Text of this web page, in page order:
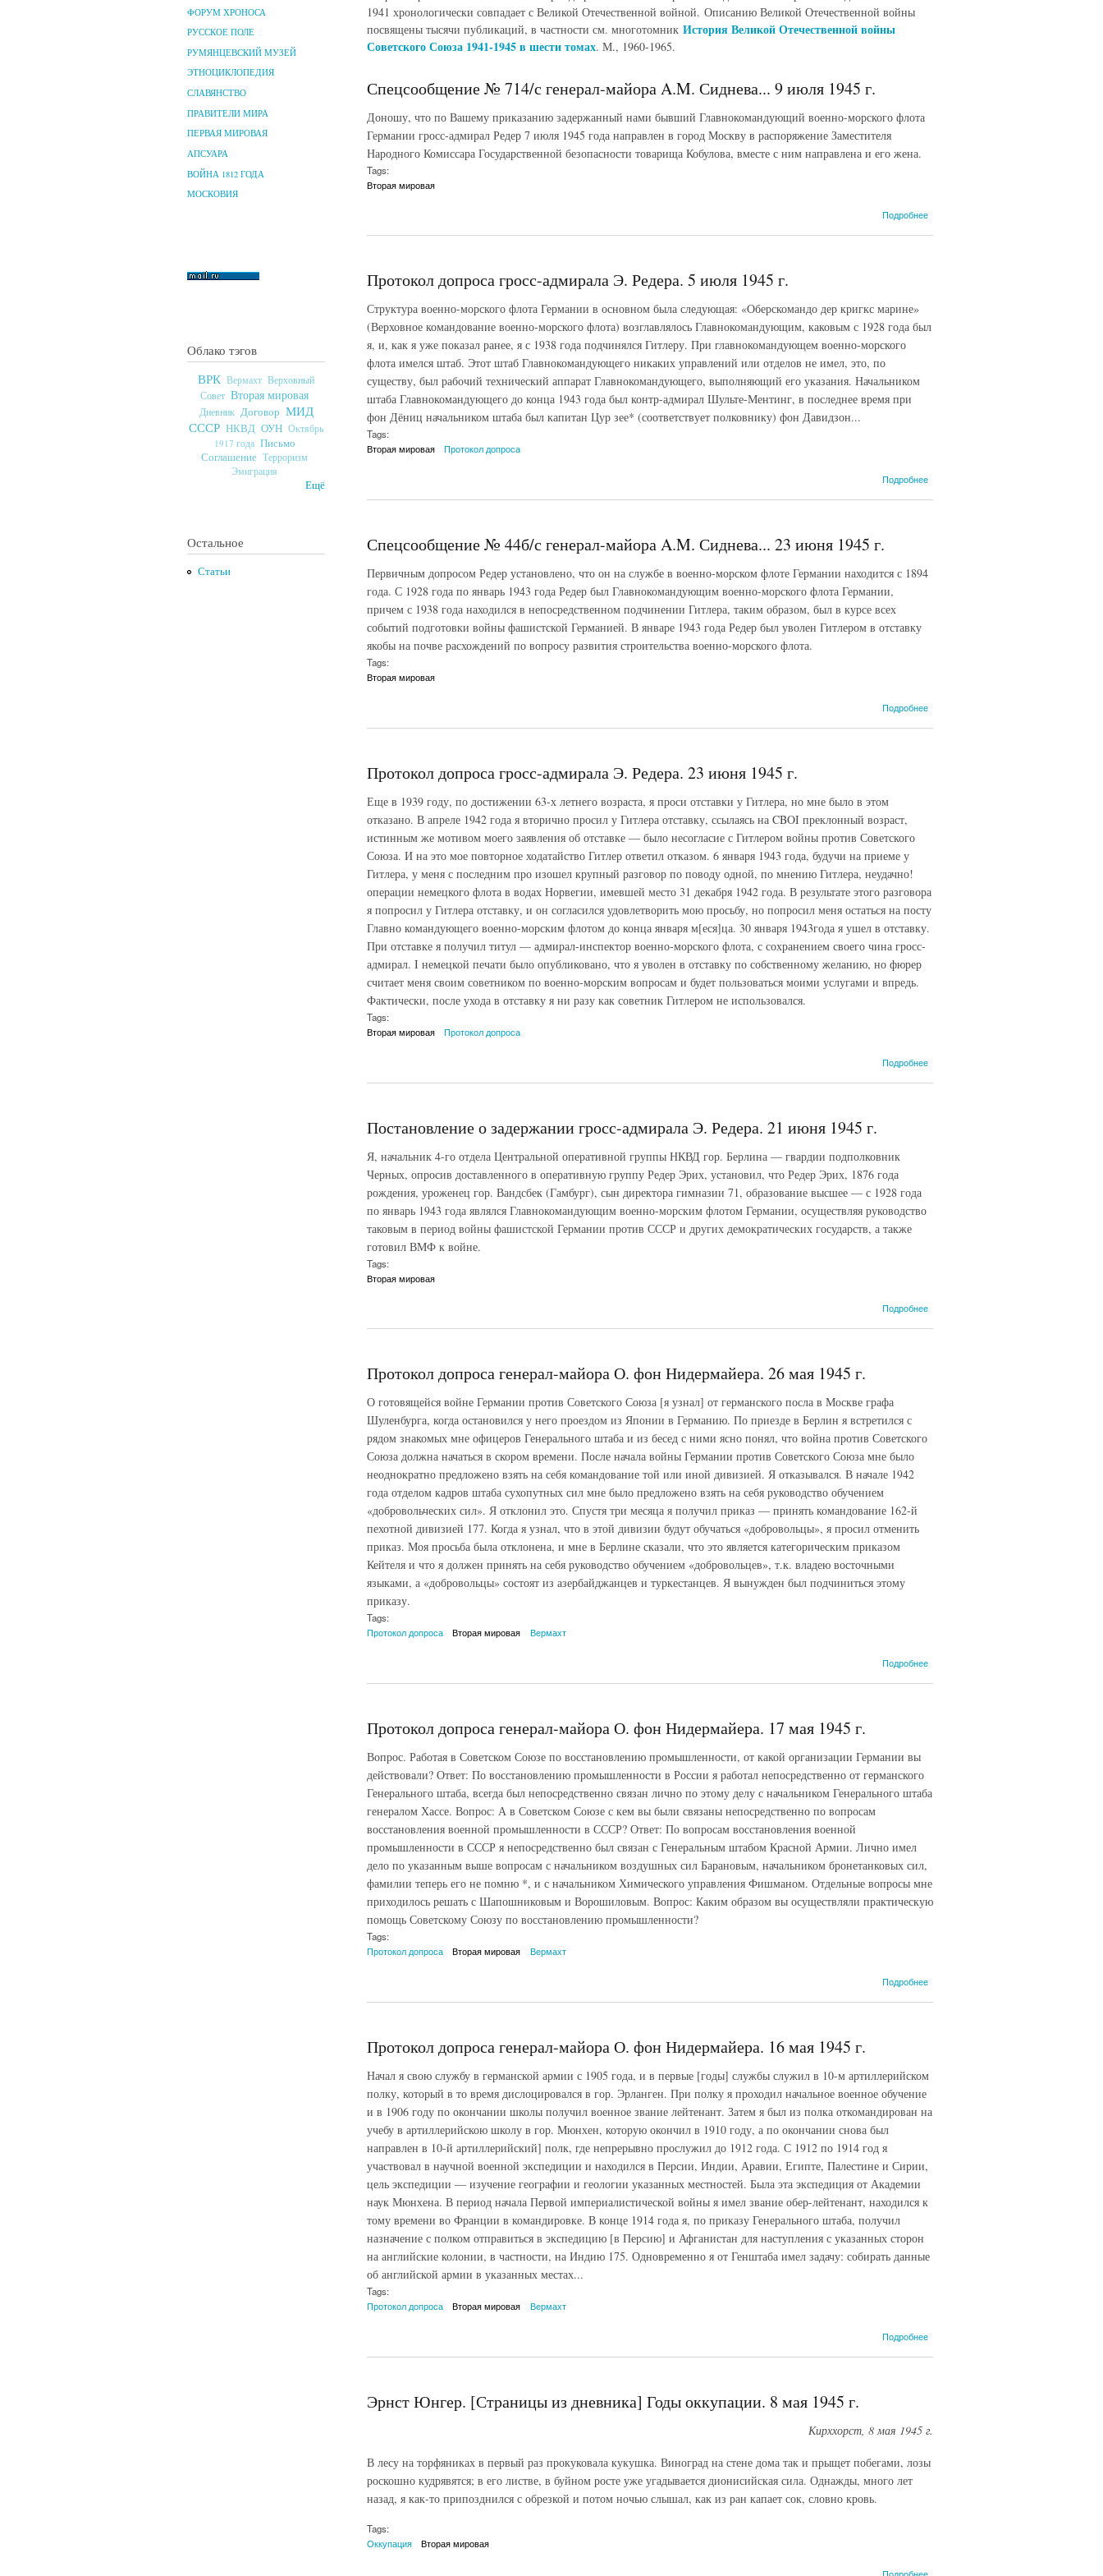
ФОРУМ ХРОНОСА
РУССКОЕ ПОЛЕ
РУМЯНЦЕВСКИЙ МУЗЕЙ
ЭТНОЦИКЛОПЕДИЯ
СЛАВЯНСТВО
ПРАВИТЕЛИ МИРА
ПЕРВАЯ МИРОВАЯ
АПСУАРА
ВОЙНА 1812 ГОДА
МОСКОВИЯ
Облако тэгов
ВРК Вермахт Верховный
Совет Вторая мировая
Дневник Договор МИД
СССР НКВД ОУН Октябрь
1917 года Письмо
Соглашение Терроризм
Эмиграция
Ещё
Остальное
Статьи
1941 хронологически совпадает с Великой Отечественной войной. Описанию Великой Отечественной войны
посвящены тысячи публикаций, в частности см. многотомник История Великой Отечественной войны
Советского Союза 1941-1945 в шести томах. М., 1960-1965.
Спецсообщение № 714/с генерал-майора A.M. Сиднева... 9 июля 1945 г.
Доношу, что по Вашему приказанию задержанный нами бывший Главнокомандующий военно-морского флота
Германии гросс-адмирал Редер 7 июля 1945 года направлен в город Москву в распоряжение Заместителя
Народного Комиссара Государственной безопасности товарища Кобулова, вместе с ним направлена и его жена.
Tags:
Вторая мировая
Подробнее
Протокол допроса гросс-адмирала Э. Редера. 5 июля 1945 г.
Структура военно-морского флота Германии в основном была следующая: «Оберскомандо дер кригкс марине»
(Верховное командование военно-морского флота) возглавлялось Главнокомандующим, каковым с 1928 года был
я, и, как я уже показал ранее, я с 1938 года подчинялся Гитлеру. При главнокомандующем военно-морского
флота имелся штаб. Этот штаб Главнокомандующего никаких управлений или отделов не имел, это, по
существу, был рабочий технический аппарат Главнокомандующего, выполняющий его указания. Начальником
штаба Главнокомандующего до конца 1943 года был контр-адмирал Шульте-Ментинг, в последнее время при
фон Дёниц начальником штаба был капитан Цур зее* (соответствует полковнику) фон Давидзон...
Tags:
Вторая мировая
Протокол допроса
Подробнее
Спецсообщение № 44б/с генерал-майора A.M. Сиднева... 23 июня 1945 г.
Первичным допросом Редер установлено, что он на службе в военно-морском флоте Германии находится с 1894
года. С 1928 года по январь 1943 года Редер был Главнокомандующим военно-морского флота Германии,
причем с 1938 года находился в непосредственном подчинении Гитлера, таким образом, был в курсе всех
событий подготовки войны фашистской Германией. В январе 1943 года Редер был уволен Гитлером в отставку
якобы на почве расхождений по вопросу развития строительства военно-морского флота.
Tags:
Вторая мировая
Подробнее
Протокол допроса гросс-адмирала Э. Редера. 23 июня 1945 г.
Еще в 1939 году, по достижении 63-х летнего возраста, я проси отставки у Гитлера, но мне было в этом
отказано. В апреле 1942 года я вторично просил у Гитлера отставку, ссылаясь на CBOI преклонный возраст,
истинным же мотивом моего заявления об отставке — было несогласие с Гитлером войны против Советского
Союза. И на это мое повторное ходатайство Гитлер ответил отказом. 6 января 1943 года, будучи на приеме у
Гитлера, у меня с последним про изошел крупный разговор по поводу одной, по мнению Гитлера, неудачно!
операции немецкого флота в водах Норвегии, имевшей место 31 декабря 1942 года. В результате этого разговора
я попросил у Гитлера отставку, и он согласился удовлетворить мою просьбу, но попросил меня остаться на посту
Главно командующего военно-морским флотом до конца января м[еся]ца. 30 января 1943года я ушел в отставку.
При отставке я получил титул — адмирал-инспектор военно-морского флота, с сохранением своего чина гросс-
адмирал. I немецкой печати было опубликовано, что я уволен в отставку по собственному желанию, но фюрер
считает меня своим советником по военно-морским вопросам и будет пользоваться моими услугами и впредь.
Фактически, после ухода в отставку я ни разу как советник Гитлером не использовался.
Tags:
Вторая мировая
Протокол допроса
Подробнее
Постановление о задержании гросс-адмирала Э. Редера. 21 июня 1945 г.
Я, начальник 4-го отдела Центральной оперативной группы НКВД гор. Берлина — гвардии подполковник
Черных, опросив доставленного в оперативную группу Редер Эрих, установил, что Редер Эрих, 1876 года
рождения, уроженец гор. Вандсбек (Гамбург), сын директора гимназии 71, образование высшее — с 1928 года
по январь 1943 года являлся Главнокомандующим военно-морским флотом Германии, осуществляя руководство
таковым в период войны фашистской Германии против СССР и других демократических государств, а также
готовил ВМФ к войне.
Tags:
Вторая мировая
Подробнее
Протокол допроса генерал-майора О. фон Нидермайера. 26 мая 1945 г.
О готовящейся войне Германии против Советского Союза [я узнал] от германского посла в Москве графа
Шуленбурга, когда остановился у него проездом из Японии в Германию. По приезде в Берлин я встретился с
рядом знакомых мне офицеров Генерального штаба и из бесед с ними ясно понял, что война против Советского
Союза должна начаться в скором времени. После начала войны Германии против Советского Союза мне было
неоднократно предложено взять на себя командование той или иной дивизией. Я отказывался. В начале 1942
года отделом кадров штаба сухопутных сил мне было предложено взять на себя руководство обучением
«добровольческих сил». Я отклонил это. Спустя три месяца я получил приказ — принять командование 162-й
пехотной дивизией 177. Когда я узнал, что в этой дивизии будут обучаться «добровольцы», я просил отменить
приказ. Моя просьба была отклонена, и мне в Берлине сказали, что это является категорическим приказом
Кейтеля и что я должен принять на себя руководство обучением «добровольцев», т.к. владею восточными
языками, а «добровольцы» состоят из азербайджанцев и туркестанцев. Я вынужден был подчиниться этому
приказу.
Tags:
Протокол допроса
Вторая мировая Вермахт
Подробнее
Протокол допроса генерал-майора О. фон Нидермайера. 17 мая 1945 г.
Вопрос. Работая в Советском Союзе по восстановлению промышленности, от какой организации Германии вы
действовали? Ответ: По восстановлению промышленности в России я работал непосредственно от германского
Генерального штаба, всегда был непосредственно связан лично по этому делу с начальником Генерального штаба
генералом Хассе. Вопрос: А в Советском Союзе с кем вы были связаны непосредственно по вопросам
восстановления военной промышленности в СССР? Ответ: По вопросам восстановления военной
промышленности в СССР я непосредственно был связан с Генеральным штабом Красной Армии. Лично имел
дело по указанным выше вопросам с начальником воздушных сил Барановым, начальником бронетанковых сил,
фамилии теперь его не помню *, и с начальником Химического управления Фишманом. Отдельные вопросы мне
приходилось решать с Шапошниковым и Ворошиловым. Вопрос: Каким образом вы осуществляли практическую
помощь Советскому Союзу по восстановлению промышленности?
Tags:
Протокол допроса
Вторая мировая Вермахт
Подробнее
Протокол допроса генерал-майора О. фон Нидермайера. 16 мая 1945 г.
Начал я свою службу в германской армии с 1905 года, и в первые [годы] службы служил в 10-м артиллерийском
полку, который в то время дислоцировался в гор. Эрланген. При полку я проходил начальное военное обучение
и в 1906 году по окончании школы получил военное звание лейтенант. Затем я был из полка откомандирован на
учебу в артиллерийскою школу в гор. Мюнхен, которую окончил в 1910 году, а по окончании снова был
направлен в 10-й артиллерийский] полк, где непрерывно прослужил до 1912 года. С 1912 по 1914 год я
участвовал в научной военной экспедиции и находился в Персии, Индии, Аравии, Египте, Палестине и Сирии,
цель экспедиции — изучение географии и геологии указанных местностей. Была эта экспедиция от Академии
наук Мюнхена. В период начала Первой империалистической войны я имел звание обер-лейтенант, находился к
тому времени во Франции в командировке. В конце 1914 года я, по приказу Генерального штаба, получил
назначение с полком отправиться в экспедицию [в Персию] и Афганистан для наступления с указанных сторон
на английские колонии, в частности, на Индию 175. Одновременно я от Генштаба имел задачу: собирать данные
об английской армии в указанных местах...
Tags:
Протокол допроса
Вторая мировая Вермахт
Подробнее
Эрнст Юнгер. [Страницы из дневника] Годы оккупации. 8 мая 1945 г.
Кирххорст, 8 мая 1945 г.
В лесу на торфяниках в первый раз прокуковала кукушка. Виноград на стене дома так и прыщет побегами, лозы
роскошно кудрявятся; в его листве, в буйном росте уже угадывается дионисийская сила. Однажды, много лет
назад, я как-то припозднился с обрезкой и потом ночью слышал, как из ран капает сок, словно кровь.
Tags:
Оккупация
Вторая мировая